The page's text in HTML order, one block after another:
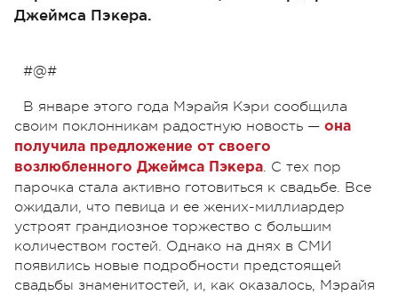
Джеймса Пэкера.
#@#
В январе этого года Мэрайя Кэри сообщила
своим поклонникам радостную новость — она
получила предложение от своего
возлюбленного Джеймса Пэкера. С тех пор
парочка стала активно готовиться к свадьбе. Все
ожидали, что певица и ее жених-миллиардер
устроят грандиозное торжество с большим
количеством гостей. Однако на днях в СМИ
появились новые подробности предстоящей
свадьбы знаменитостей, и, как оказалось, Мэрайя